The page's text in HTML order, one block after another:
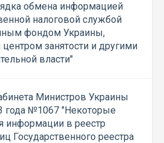
обмена информацией
налоговой службой
фондом Украины,
занятости и другими
власти"
Министров Украины
года №1067 "Некоторые
информации в реестр
Государственного реестра